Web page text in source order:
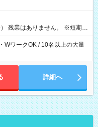
はありません。 ※短期の
了承くださいませ。
WワークOK / 10名以上の大量
詳細へ